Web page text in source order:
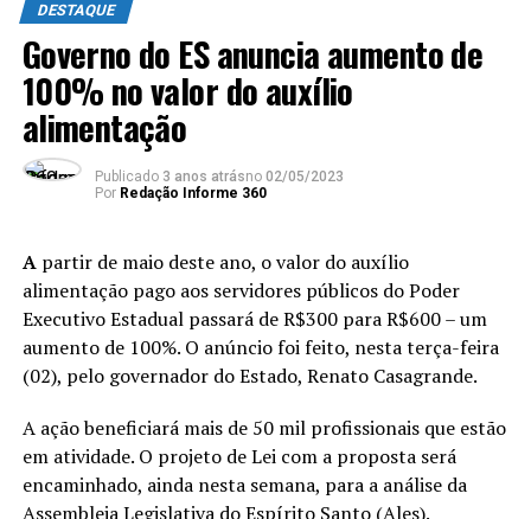
O deputado mostrou preocupação também com o
desenvolvimento econômico da cidade ao falar da falta
de emprego e, que o público mais atingido são os
homens. Sua visão empreendedora vai de encontro a
grandiosidade da cidade, mas lamentou a cidade não ter
avançado nesse sentido por culpa dos gestores que ali
Outra carência que nós
temos é o emprego! A
Sudene vem, chega até
Viana e o que acontece com
Guarapari? Ela pula e
Guarapari não corresponde,
DESTAQUE
Governo do ES anuncia aumento de
100% no valor do auxílio
alimentação
Publicado 3 anos atrásno 02/05/2023
Por Redação Informe 360
Apartir de maio deste ano, o valor do auxílio
alimentação pago aos servidores públicos do Poder
Executivo Estadual passará de R$300 para R$600 – um
aumento de 100%. O anúncio foi feito, nesta terça-feira
(02), pelo governador do Estado, Renato Casagrande.
A ação beneficiará mais de 50 mil profissionais que estão
em atividade. O projeto de Lei com a proposta será
encaminhado, ainda nesta semana, para a análise da
Assembleia Legislativa do Espírito Santo (Ales).